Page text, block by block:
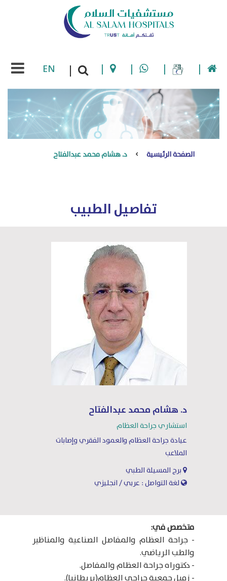
|
|
|
|
|
EN
الصفحة الرئيسية د. هشام محمد عبدالفتاح
تفاصيل الطبيب
د. هشام محمد عبدالفتاح
استشاري جراحة العظام
عيادة جراحة العظام والعمود الفقري وإصابات
الملاعب
برج المسيلة الطبي
لغة التواصل : عربي / انجليزي
متخصص في:
- جراحة العظام والمفاصل الصناعية والمناظير
والطب الرياضي.
- دكتوراه جراحة العظام والمفاصل.
- زميل جمعية جراحي العظام(بريطانيا).